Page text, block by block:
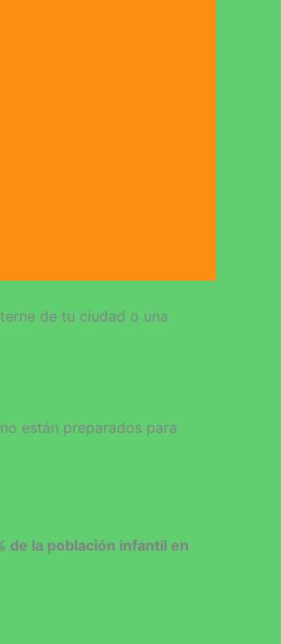
de tu ciudad o una
están preparados para
de la población infantil en